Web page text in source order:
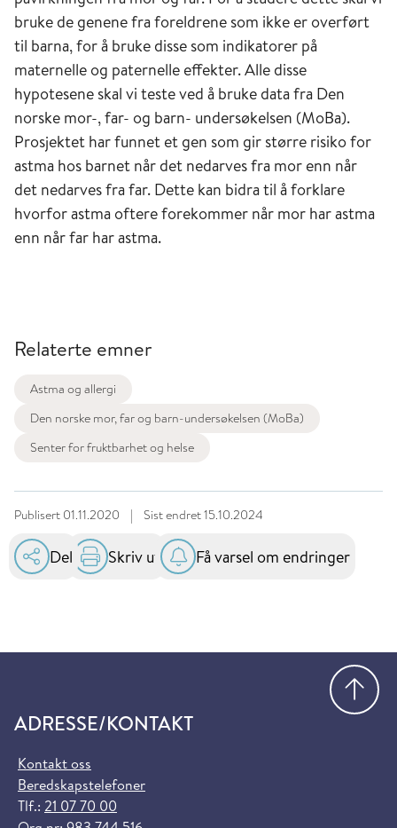
bruke de genene fra foreldrene som ikke er overført
til barna, for å bruke disse som indikatorer på
maternelle og paternelle effekter. Alle disse
hypotesene skal vi teste ved å bruke data fra Den
norske mor-, far- og barn- undersøkelsen (MoBa).
Prosjektet har funnet et gen som gir større risiko for
astma hos barnet når det nedarves fra mor enn når
det nedarves fra far. Dette kan bidra til å forklare
hvorfor astma oftere forekommer når mor har astma
enn når far har astma.
Relaterte emner
Astma og allergi
Den norske mor, far og barn-undersøkelsen (MoBa)
Senter for fruktbarhet og helse
Publisert 01.11.2020 | Sist endret15.10.2024
Del Skriv ut Få varsel om endringer
ADRESSE/KONTAKT
Kontakt oss
Beredskapstelefoner
Tlf.: 21 07 70 00